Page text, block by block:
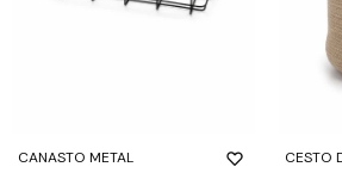
CANASTO METAL
CESTO